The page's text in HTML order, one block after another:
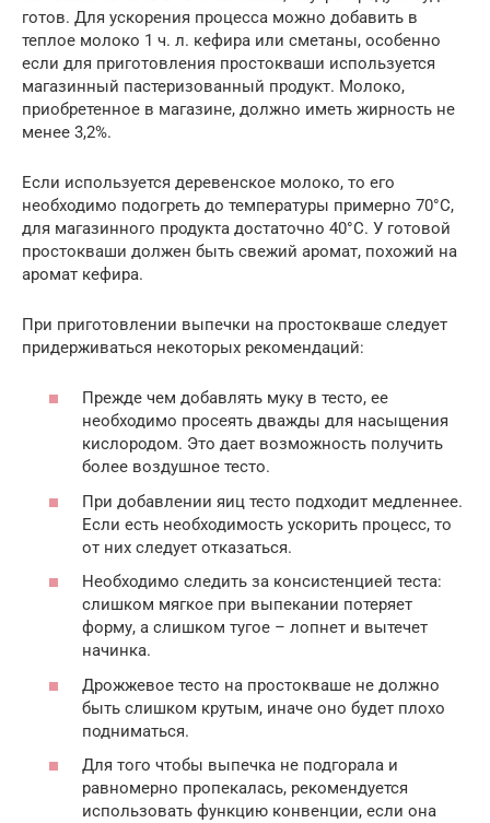
готов. Для ускорения процесса можно добавить в
теплое молоко 1 ч. л. кефира или сметаны, особенно
если для приготовления простокваши используется
магазинный пастеризованный продукт. Молоко,
приобретенное в магазине, должно иметь жирность не
менее 3,2%.
Если используется деревенское молоко, то его
необходимо подогреть до температуры примерно 70°С,
для магазинного продукта достаточно 40°С. У готовой
простокваши должен быть свежий аромат, похожий на
аромат кефира.
При приготовлении выпечки на простокваше следует
придерживаться некоторых рекомендаций:
Прежде чем добавлять муку в тесто, ее
необходимо просеять дважды для насыщения
кислородом. Это дает возможность получить
более воздушное тесто.
При добавлении яиц тесто подходит медленнее.
Если есть необходимость ускорить процесс, то
от них следует отказаться.
Необходимо следить за консистенцией теста:
слишком мягкое при выпекании потеряет
форму, а слишком тугое – лопнет и вытечет
начинка.
Дрожжевое тесто на простокваше не должно
быть слишком крутым, иначе оно будет плохо
подниматься.
Для того чтобы выпечка не подгорала и
равномерно пропекалась, рекомендуется
использовать функцию конвенции, если она